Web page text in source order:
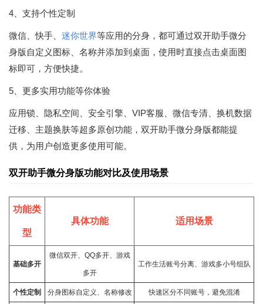
4、支持个性定制
微信、快手、 迷你世界等应用的分身，都可通过双开助手微分
身版自定义图标、名称并添加到桌面，使用时直接点击桌面图
标即可，方便快捷。
5、更多实用功能等你体验
应用锁、隐私空间、安全引擎、VIP客服、微信专清、换机数据
迁移、主题换肤等超多原创功能，双开助手微分身版都能提
供，为用户创造更多使用可能。
双开助手微分身版功能对比及使用场景
功能类
型
具体功能 适用场景
基础多开
微信双开、QQ多开、游戏
多开
工作生活账号分离、游戏多小号组队
个性定制 分身图标自定义、名称修改 快速区分不同账号，避免混淆